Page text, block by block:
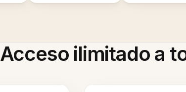
Acceso ilimitado a